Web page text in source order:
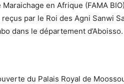
en Afrique (FAMA
par le Roi des Agni Sanwi
dans le département d’Aboisso.
du Palais Royal de